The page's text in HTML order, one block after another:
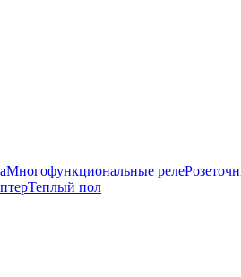
Многофункциональные реле
Теплый пол